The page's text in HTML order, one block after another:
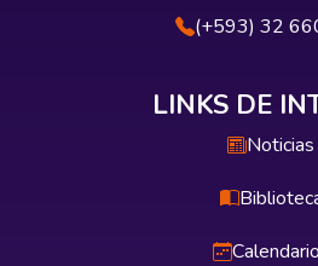
(+593) 32
LINKS DE
Noticias